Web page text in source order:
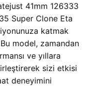
41mm 126333
Super Clone Eta
katmak
model, zamandan
ve yıllara
sizi etkisi
deneyimini